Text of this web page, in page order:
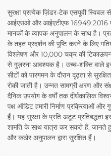
सुरक्षा प्रत्येक ज़िंडर-टेक एसयूवी स्विवल
आईएसओ और आईएटीएफ 16949:2016
मानकों के व्यापक अनुपालन के साथ है।
के तहत प्रदर्शन की पुष्टि करने के लिए
विश्लेषण और 10,000 चक्र की टिकाऊपन
से गुज़रना आवश्यक है। उच्च-शक्ति वाले
सीटों को पारगमन के दौरान दृढ़ता से
रोकी जाती है। उन्नत सामग्री क्षरण और
दैनिक उपयोग के वर्षों तक दीर्घकालिक
पक्ष ऑडिट हमारी निर्माण प्रक्रियाओं और
हैं। यह सुरक्षा के प्रति अटूट प्रतिबद्धता
शामति के साथ यात्रा कर सकते हैं, जानते
और कठोर अनुपालन द्वारा सुरक्षित हैं।